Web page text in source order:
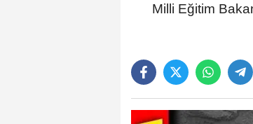
Milli Eğitim